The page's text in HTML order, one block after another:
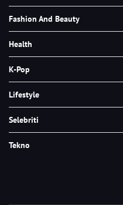
Fashion And Beauty
Health
K-Pop
Lifestyle
Selebriti
Tekno